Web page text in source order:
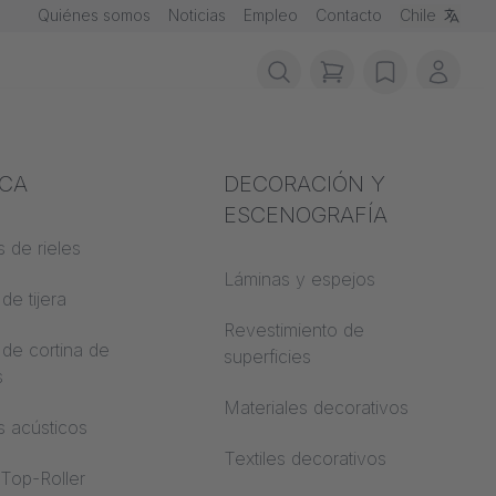
Quiénes somos Noticias Empleo Contacto Chile
contra
Acústica
aprendizaje
abierto
Arquitectura
de rieles
tijera
cortina de
acústicos
Roller
DECORACIÓN Y
ESCENOGRAFÍA
Láminas y espejos
Revestimiento de
superficies
Materiales decorativos
Textiles decorativos
items in cart,
wishlistMi